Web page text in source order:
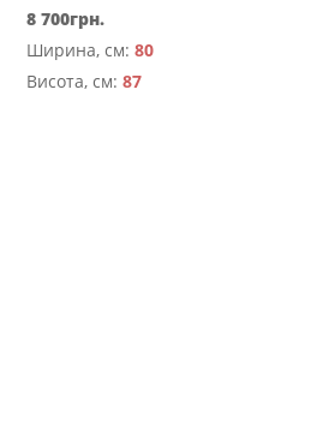
8 700грн.
Ширина, см:80
Висота, см:87